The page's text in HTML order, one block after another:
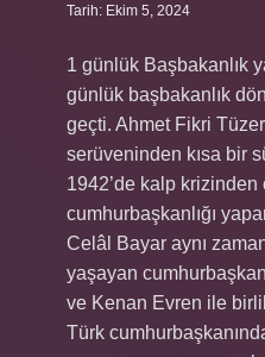
Tarih: Ekim 5, 2024
1 günlük Başbakanlık
günlük başbakanlık
geçti. Ahmet Fikri
serüveninden kısa bir
1942’de kalp
cumhurbaşkanlığı
Celâl Bayar aynı
yaşayan
ve Kenan Evren ile
Türk